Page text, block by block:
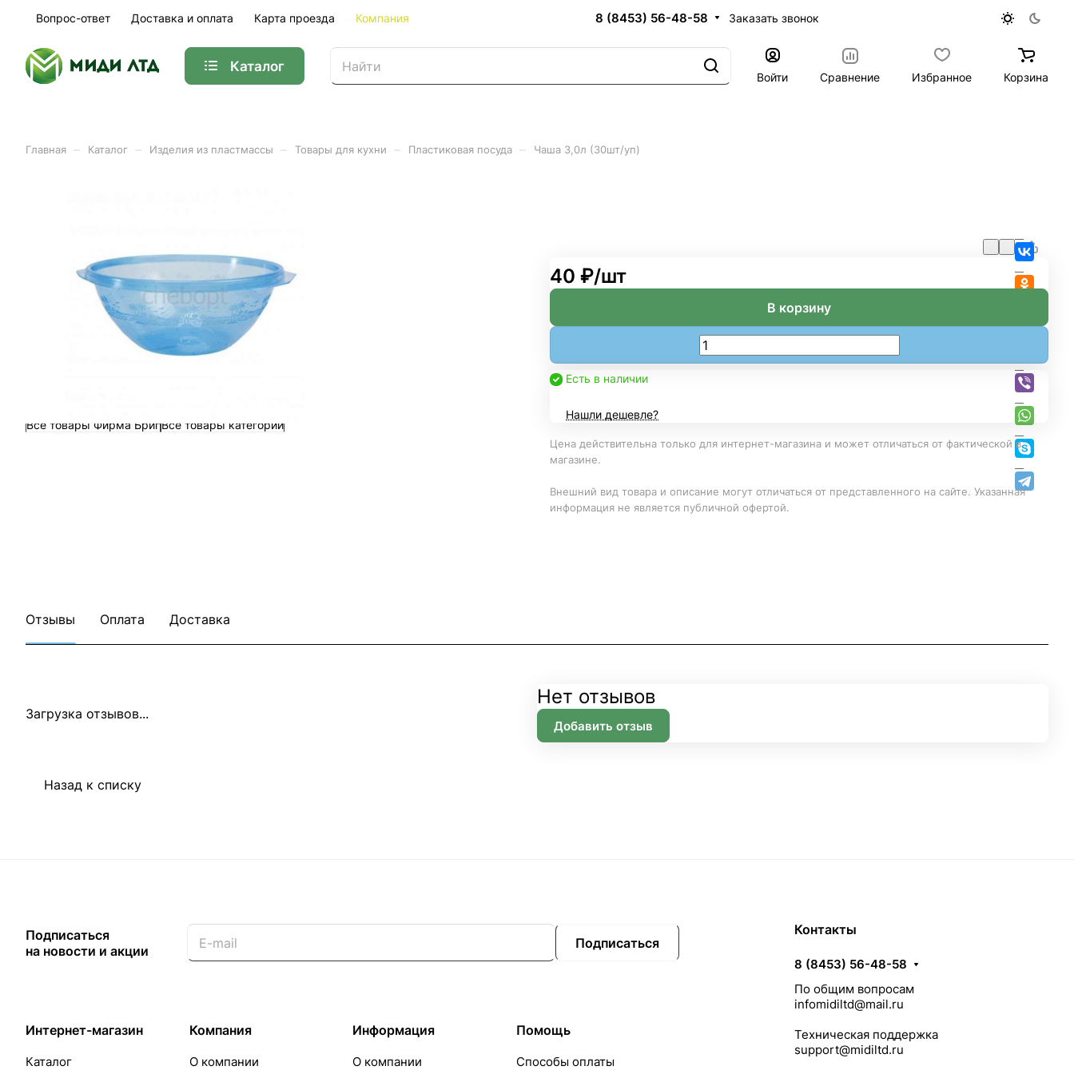
Вопрос-ответ Доставка и оплата Карта проезда Компания 8 (8453) 56-48-58 Заказать звонок
Каталог
Войти Сравнение Избранное Корзина
Главная Каталог Изделия из пластмассы Товары для кухни Пластиковая посуда Чаша 3,0л (30шт/уп)
Все товары Фирма БригВсе товары категории
40 ₽/шт
В корзину
Есть в наличии
Нашли дешевле?
Цена действительна только для интернет-магазина и может отличаться от фактической в
магазине.
Внешний вид товара и описание могут отличаться от представленного на сайте. Указанная
информация не является публичной офертой.
Отзывы Оплата Доставка
Загрузка отзывов...
Нет отзывов
Добавить отзыв
Назад к списку
Подписаться
на новости и акции
Подписаться
Интернет-магазин
Каталог
Компания
О компании
Информация
О компании
Помощь
Способы оплаты
Контакты
8 (8453) 56-48-58
По общим вопросам
infomidiltd@mail.ru
Техническая поддержка
support@midiltd.ru